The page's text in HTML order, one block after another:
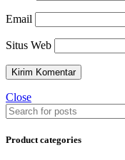
Email
Situs Web
Close
Product categories